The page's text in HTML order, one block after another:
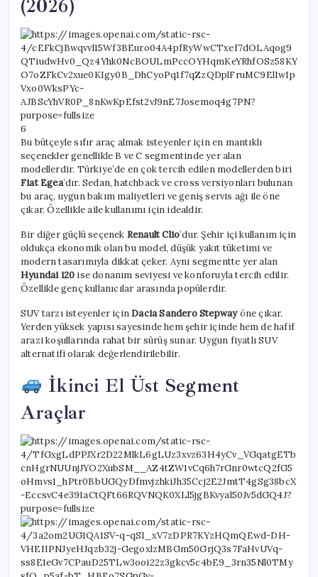
(2026)
6
Bu bütçeyle sıfır araç almak isteyenler için en mantıklı
seçenekler genellikle B ve C segmentinde yer alan
modellerdir. Türkiye’de en çok tercih edilen modellerden biri
Fiat Egea’dır. Sedan, hatchback ve cross versiyonları bulunan
bu araç, uygun bakım maliyetleri ve geniş servis ağı ile öne
çıkar. Özellikle aile kullanımı için idealdir.
Bir diğer güçlü seçenek Renault Clio’dur. Şehir içi kullanım için
oldukça ekonomik olan bu model, düşük yakıt tüketimi ve
modern tasarımıyla dikkat çeker. Aynı segmentte yer alan
Hyundai i20 ise donanım seviyesi ve konforuyla tercih edilir.
Özellikle genç kullanıcılar arasında popülerdir.
SUV tarzı isteyenler içinDacia Sandero Stepwayöne çıkar.
Yerden yüksek yapısı sayesinde hem şehir içinde hem de hafif
arazi koşullarında rahat bir sürüş sunar. Uygun fiyatlı SUV
alternatifi olarak değerlendirilebilir.
İkinci El Üst Segment
Araçlar